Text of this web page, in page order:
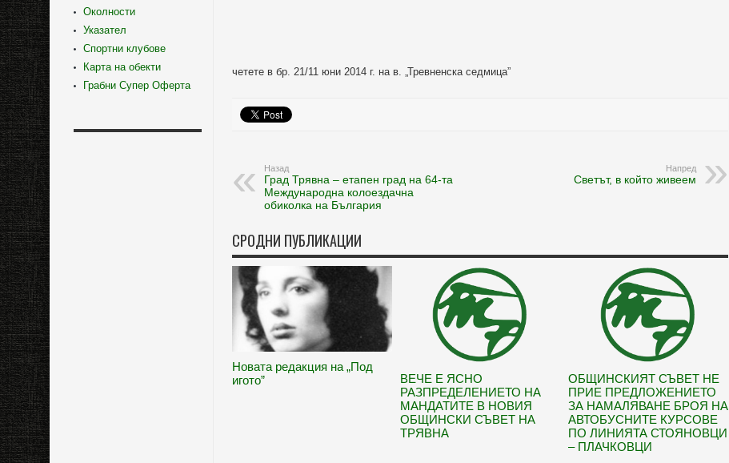
четете в бр. 21/11 юни 2014 г. на в. „Тревненска седмица”
Назад
Град Трявна – етапен град на 64-та
Международна колоездачна
обиколка на България
Напред
Светът, в който живеем
СРОДНИ ПУБЛИКАЦИИ
Новата редакция на „Под
игото”
ВЕЧЕ Е ЯСНО
РАЗПРЕДЕЛЕНИЕТО НА
МАНДАТИТЕ В НОВИЯ
ОБЩИНСКИ СЪВЕТ НА
ТРЯВНА
ОБЩИНСКИЯТ СЪВЕТ НЕ
ПРИЕ ПРЕДЛОЖЕНИЕТО
ЗА НАМАЛЯВАНЕ БРОЯ НА
АВТОБУСНИТЕ КУРСОВЕ
ПО ЛИНИЯТА СТОЯНОВЦИ
– ПЛАЧКОВЦИ
Околности
Указател
Спортни клубове
Карта на обекти
Грабни Супер Оферта